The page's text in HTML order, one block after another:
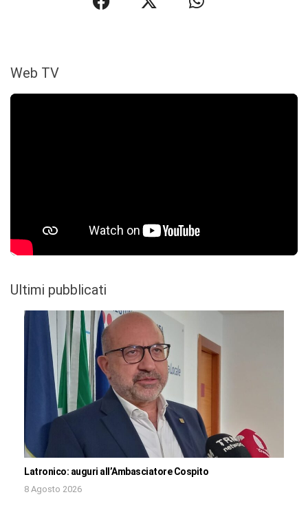
Web TV
Ultimi pubblicati
Latronico: auguri all’Ambasciatore Cospito
8 Agosto 2026